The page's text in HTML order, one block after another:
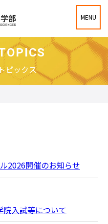
ピックス
2026開催のお知らせ
入試等について